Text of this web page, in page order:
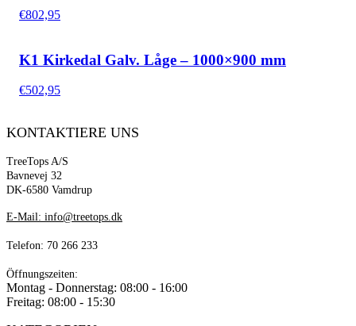
€802,95
K1 Kirkedal Galv. Låge – 1000×900 mm
€502,95
KONTAKTIERE UNS
TreeTops A/S
Bavnevej 32
DK-6580 Vamdrup
E-Mail: info@treetops.dk
Telefon: 70 266 233
Öffnungszeiten:
Montag - Donnerstag: 08:00 - 16:00
Freitag: 08:00 - 15:30